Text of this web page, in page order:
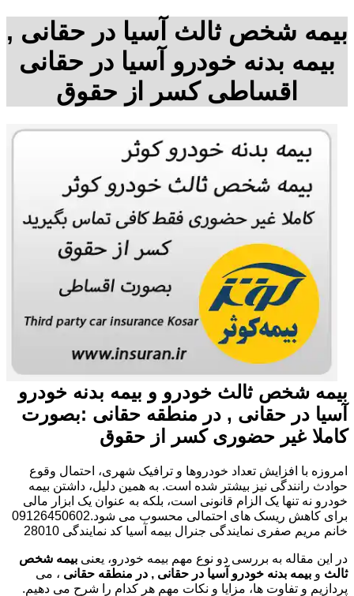
بیمه شخص ثالث آسیا در حقانی ,
بیمه بدنه خودرو آسیا در حقانی
اقساطی کسر از حقوق
بیمه شخص ثالث خودرو و بیمه بدنه خودرو
آسیا در حقانی , در منطقه حقانی :بصورت
کاملا غیر حضوری کسر از حقوق
امروزه با افزایش تعداد خودروها و ترافیک شهری، احتمال وقوع
حوادث رانندگی نیز بیشتر شده است. به همین دلیل، داشتن بیمه
خودرو نه تنها یک الزام قانونی است، بلکه به عنوان یک ابزار مالی
برای کاهش ریسک های احتمالی محسوب می شود.09126450602
خانم مریم صفری نمایندگی جنرال بیمه آسیا کد نمایندگی 28010
در این مقاله به بررسی دو نوع مهم بیمه خودرو، یعنی بیمه شخص
ثالث و بیمه بدنه خودرو آسیا در حقانی , در منطقه حقانی ، می
پردازیم و تفاوت ها، مزایا و نکات مهم هر کدام را شرح می دهیم.